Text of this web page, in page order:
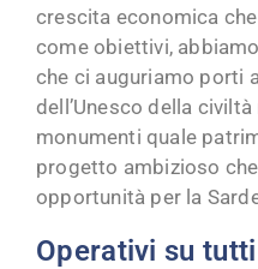
crescita economica
come obiettivi,
che ci auguriamo porti
dell’Unesco della
monumenti quale
progetto ambizioso
opportunità per la
Operativi su